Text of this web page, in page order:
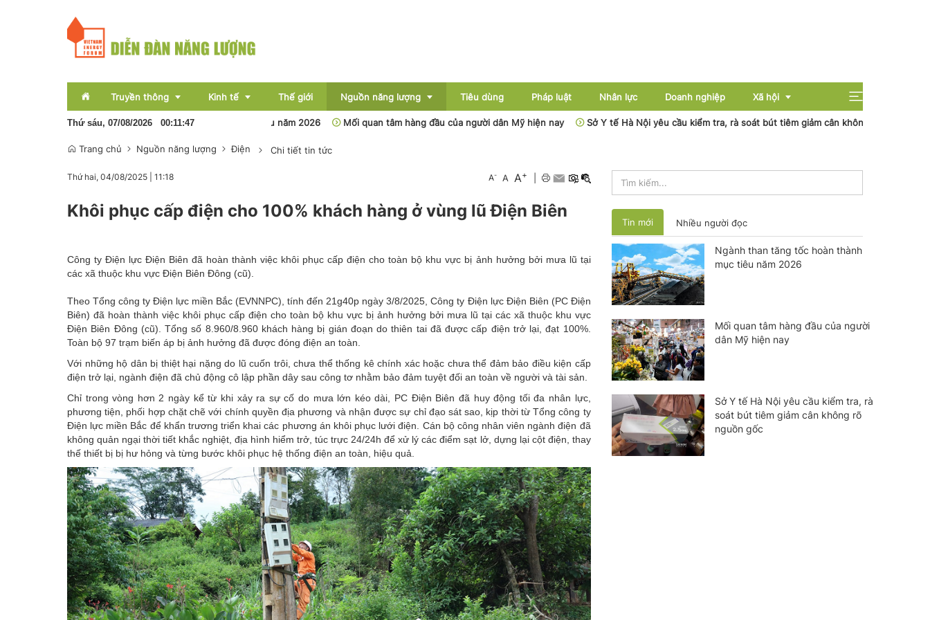
Truyền thông Kinh tế
Bất động sản
Emagazine
Thế giới Nguồn năng lượng
Than - Khoáng sản
Năng lượng mới
Tiêu dùng Pháp luật Nhân lực Doanh nghiệp Xã hội
Ngành than tăng tốc hoàn thành mục tiêu năm 2026 Mối quan tâm hàng đầu của người dân Mỹ hiện nay Sở Y tế Hà Nội yêu cầu kiểm tra, rà soát bút tiêm giảm cân không rõ nguồn gốc
Thứ sáu, 07/08/2026 00:11:48
Trang chủ Nguồn năng lượng Điện Chi tiết tin tức
Thứ hai, 04/08/2025 11:18 A- A A+
Khôi phục cấp điện cho 100% khách hàng ở vùng lũ Điện Biên
Công ty Điện lực Điện Biên đã hoàn thành việc khôi phục cấp điện cho toàn bộ khu vực bị ảnh hưởng bởi mưa lũ tại
các xã thuộc khu vực Điện Biên Đông (cũ).
Theo Tổng công ty Điện lực miền Bắc (EVNNPC), tính đến 21g40p ngày 3/8/2025, Công ty Điện lực Điện Biên (PC Điện
Biên) đã hoàn thành việc khôi phục cấp điện cho toàn bộ khu vực bị ảnh hưởng bởi mưa lũ tại các xã thuộc khu vực
Điện Biên Đông (cũ). Tổng số 8.960/8.960 khách hàng bị gián đoạn do thiên tai đã được cấp điện trở lại, đạt 100%.
Toàn bộ 97 trạm biến áp bị ảnh hưởng đã được đóng điện an toàn.
Với những hộ dân bị thiệt hại nặng do lũ cuốn trôi, chưa thể thống kê chính xác hoặc chưa thể đảm bảo điều kiện cấp
điện trở lại, ngành điện đã chủ động cô lập phần dây sau công tơ nhằm bảo đảm tuyệt đối an toàn về người và tài sản.
Chỉ trong vòng hơn 2 ngày kể từ khi xảy ra sự cố do mưa lớn kéo dài, PC Điện Biên đã huy động tối đa nhân lực,
phương tiện, phối hợp chặt chẽ với chính quyền địa phương và nhận được sự chỉ đạo sát sao, kịp thời từ Tổng công ty
Điện lực miền Bắc để khẩn trương triển khai các phương án khôi phục lưới điện. Cán bộ công nhân viên ngành điện đã
không quản ngại thời tiết khắc nghiệt, địa hình hiểm trở, túc trực 24/24h để xử lý các điểm sạt lở, dựng lại cột điện, thay
thế thiết bị bị hư hỏng và từng bước khôi phục hệ thống điện an toàn, hiệu quả.
Tin mới Nhiều người đọc
Ngành than tăng tốc hoàn thành
mục tiêu năm 2026
Mối quan tâm hàng đầu của người
dân Mỹ hiện nay
Sở Y tế Hà Nội yêu cầu kiểm tra, rà
soát bút tiêm giảm cân không rõ
nguồn gốc